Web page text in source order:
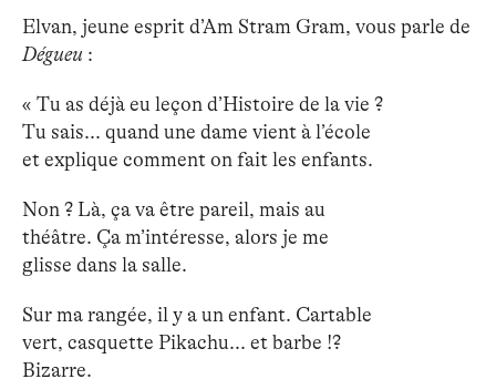
Elvan, jeune esprit d’Am Stram Gram, vous parle de
Dégueu :
« Tu as déjà eu leçon d’Histoire de la vie ?
Tu sais... quand une dame vient à l’école
et explique comment on fait les enfants.
Non ? Là, ça va être pareil, mais au
théâtre. Ça m’intéresse, alors je me
glisse dans la salle.
Sur ma rangée, il y a un enfant. Cartable
vert, casquette Pikachu... et barbe !?
Bizarre.